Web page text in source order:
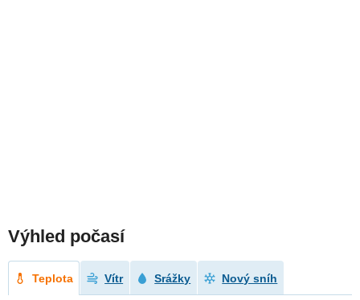
Výhled počasí
Teplota Vítr Srážky Nový sníh